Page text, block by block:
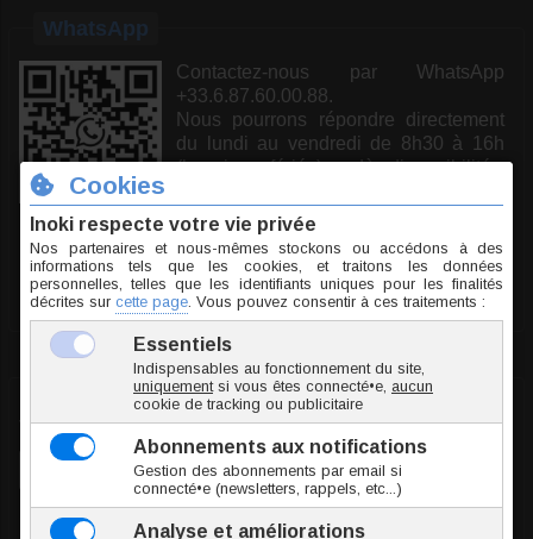
WhatsApp
Contactez-nous par WhatsApp
+33.6.87.60.00.88.
Nous pourrons répondre directement
du lundi au vendredi de 8h30 à 16h
(hors jours fériés) ou dès disponibilité.
bouton vert.
contact@inoki-piercing.fr
Votre adresse email
Sujet de votre message